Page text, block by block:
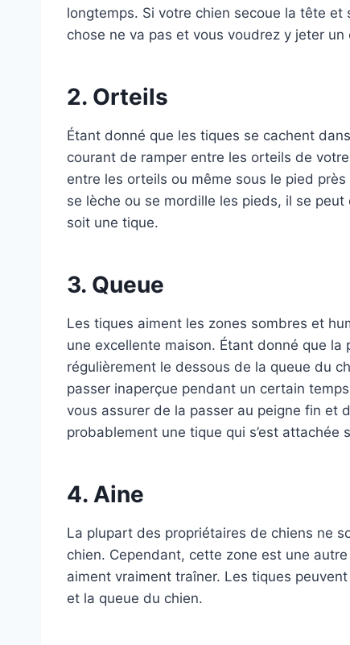
longtemps. Si votre chien secoue la tête et
chose ne va pas et vous voudrez y jeter un
2. Orteils
Étant donné que les tiques se cachent
courant de ramper entre les orteils de
entre les orteils ou même sous le pied
se lèche ou se mordille les pieds, il se
soit une tique.
3. Queue
Les tiques aiment les zones sombres et
une excellente maison. Étant donné que
régulièrement le dessous de la queue du
passer inaperçue pendant un certain
vous assurer de la passer au peigne fin et
probablement une tique qui s’est attachée
4. Aine
La plupart des propriétaires de chiens ne
chien. Cependant, cette zone est une
aiment vraiment traîner. Les tiques
et la queue du chien.